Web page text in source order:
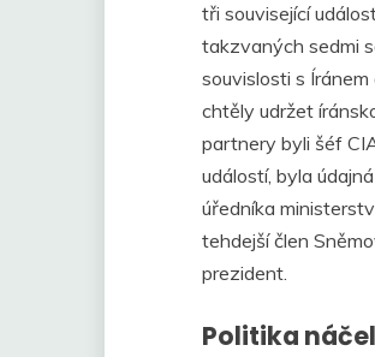
tři související
takzvaných sedmi
souvislosti s
chtěly udržet
partnery byli šéf
událostí, byla
úředníka
tehdejší člen
prezident.
Politika